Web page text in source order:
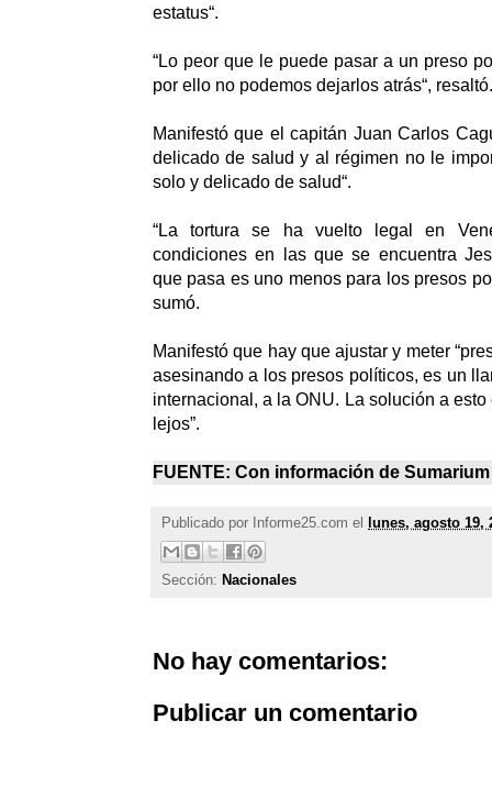
estatus“.
“Lo peor que le puede pasar a un preso
por ello no podemos dejarlos atrás“, resaltó.
Manifestó que el capitán Juan Carlos
delicado de salud y al régimen no le
solo y delicado de salud“.
“La tortura se ha vuelto legal en
condiciones en las que se encuentra
que pasa es uno menos para los presos
sumó.
Manifestó que hay que ajustar y meter
asesinando a los presos políticos, es un
internacional, a la ONU. La solución a
lejos”.
FUENTE: Con información de Sumarium
Publicado por Informe25.com el lunes, agosto 19,
Sección: Nacionales
No hay comentarios:
Publicar un comentario